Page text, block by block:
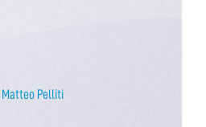
Matteo Pelliti